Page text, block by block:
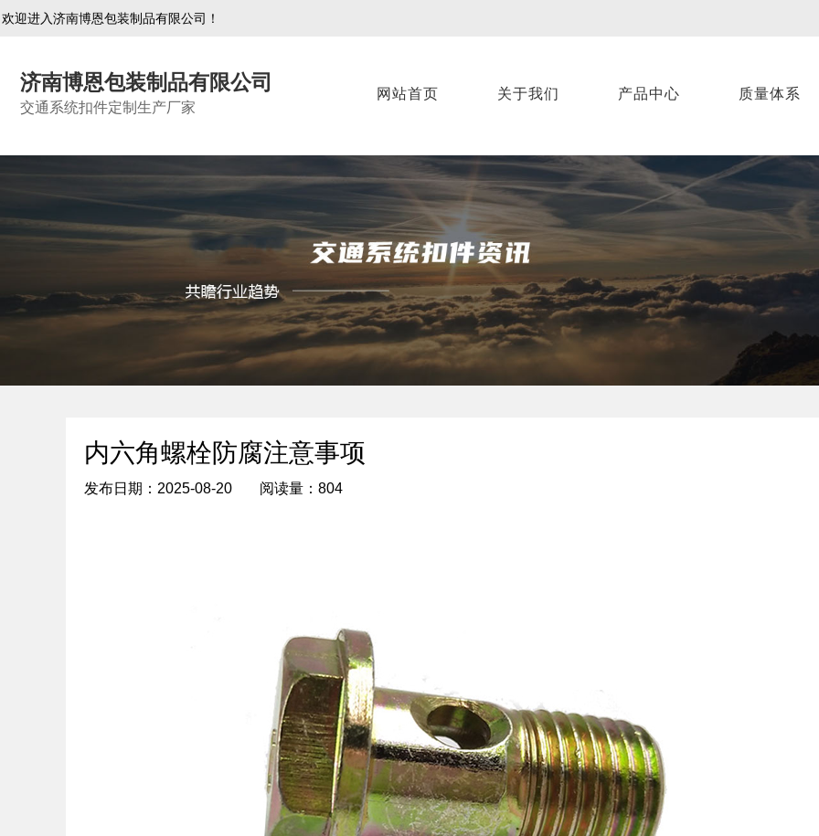
欢迎进入济南博恩包装制品有限公司！
济南博恩包装制品有限公司
交通系统扣件定制生产厂家
网站首页 关于我们 产品中心 质量体系
内六角螺栓防腐注意事项
发布日期：2025-08-20 阅读量：804